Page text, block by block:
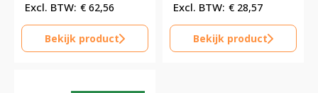
€ 62,56
Bekijk product
€ 28,57
Bekijk product